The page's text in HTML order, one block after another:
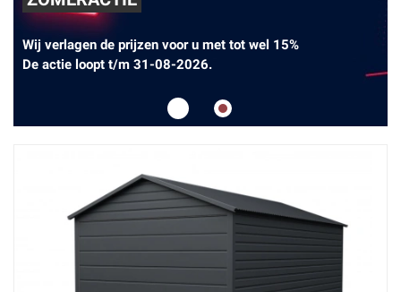
Wij verlagen de prijzen voor u met tot wel 15%
De actie loopt t/m 31-08-2026.